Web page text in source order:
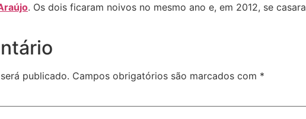
. Os dois ficaram noivos no mesmo ano e, em 2012, se
publicado. Campos obrigatórios são marcados com *